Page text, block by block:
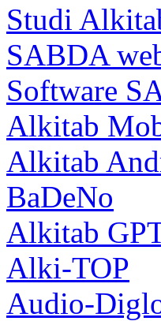
Studi
SABDA
Software
Alkitab
Alkitab
BaDeNo
Alkitab
Alki-TOP
Audio-